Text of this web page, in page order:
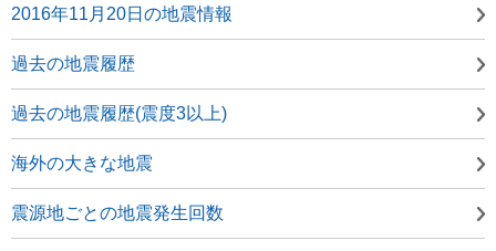
2016年11月20日の地震情報
過去の地震履歴
過去の地震履歴(震度3以上)
海外の大きな地震
震源地ごとの地震発生回数